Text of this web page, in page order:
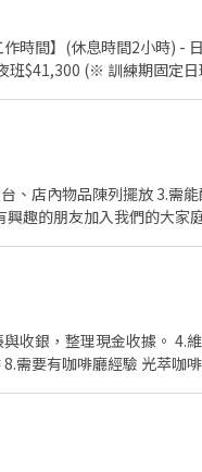
時間】(休息時間2小時) -
班$41,300 (※ 訓練期固定
reurl.cc/R2p0LG 🔒 【隱
私訊留下 ⌜姓名+電話 +應徵半
滿三個月開始有、生日禮金、三節獎金 ★歡迎有興趣的朋友加入我
收銀，整理現金收據。 4.
為「外帶專門店」 工作地